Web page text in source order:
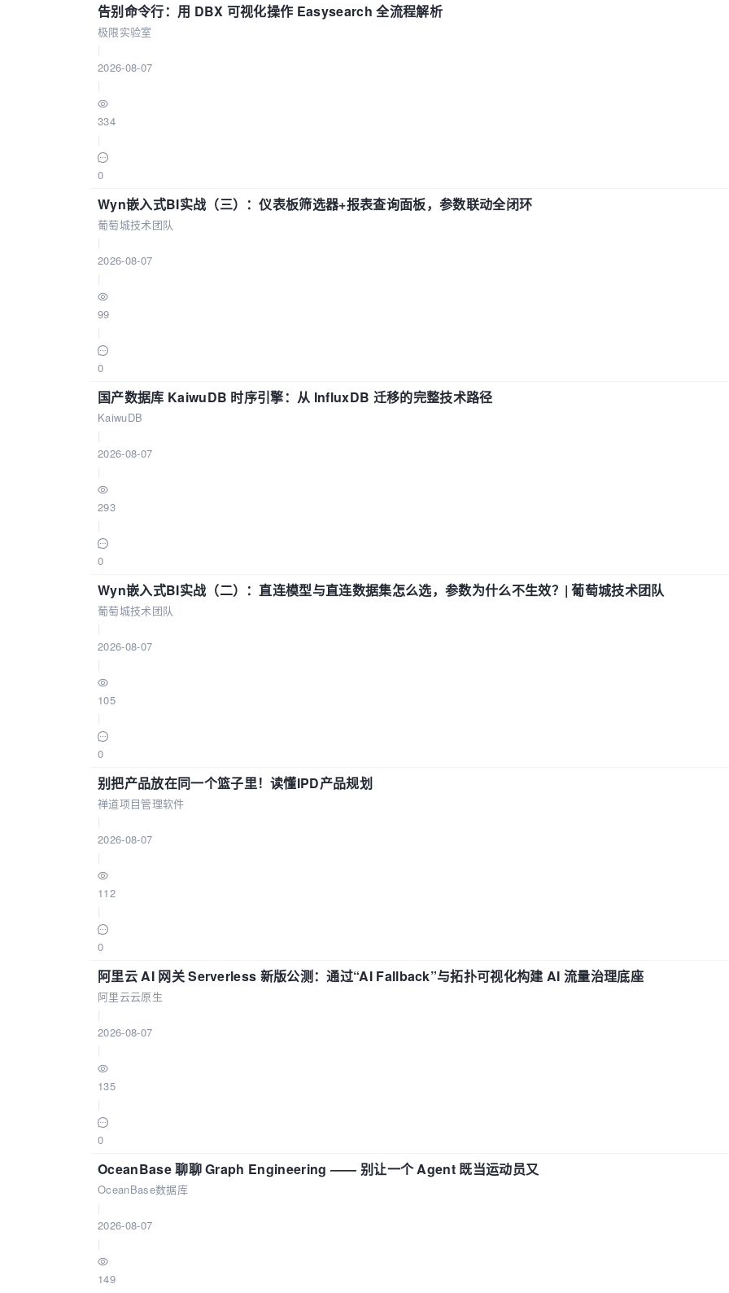
告别命令行：用 DBX 可视化操作 Easysearch 全流程解析
极限实验室
2026-08-07
334
0
Wyn嵌入式BI实战（三）：仪表板筛选器+报表查询面板，参数联动全闭环
葡萄城技术团队
2026-08-07
99
0
国产数据库 KaiwuDB 时序引擎：从 InfluxDB 迁移的完整技术路径
KaiwuDB
2026-08-07
293
0
Wyn嵌入式BI实战（二）：直连模型与直连数据集怎么选，参数为什么不生效？| 葡萄城技术团队
葡萄城技术团队
2026-08-07
105
0
别把产品放在同一个篮子里！读懂IPD产品规划
禅道项目管理软件
2026-08-07
112
0
阿里云 AI 网关 Serverless 新版公测：通过“AI Fallback”与拓扑可视化构建 AI 流量治理底座
阿里云云原生
2026-08-07
135
0
OceanBase 聊聊 Graph Engineering —— 别让一个 Agent 既当运动员又
OceanBase数据库
2026-08-07
149